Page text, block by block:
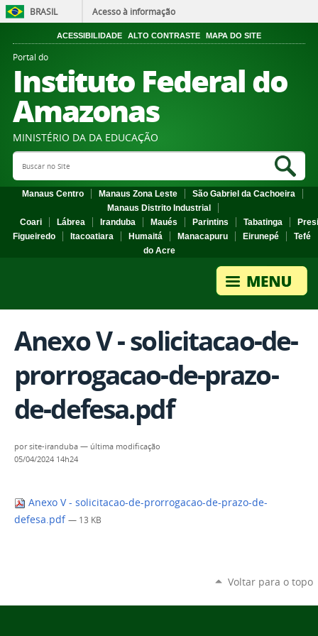
BRASIL Acesso à informação
ACESSIBILIDADE ALTO CONTRASTE MAPA DO SITE
Portal do
Instituto Federal do
Amazonas
MINISTÉRIO DA DA EDUCAÇÃO
Search Site
Manaus Centro Manaus Zona Leste
São Gabriel da Cachoeira
Manaus Distrito Industrial
Coari
Lábrea Iranduba Maués Parintins Tabatinga
Figueiredo
Itacoatiara Humaitá Manacapuru Eirunepé
Tefé
do Acre
Anexo V - solicitacao-de-
prorrogacao-de-prazo-
de-defesa.pdf
porsite-iranduba — última modificação
05/04/2024 14h24
Anexo V - solicitacao-de-prorrogacao-de-prazo-de-
defesa.pdf — 13 KB
Voltar para o topo